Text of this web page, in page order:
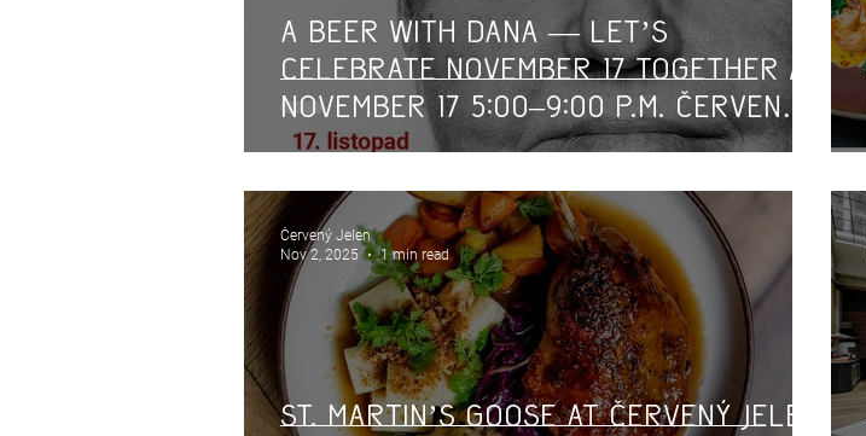
A Beer with Dana — Let’s
Celebrate November 17 Together /
November 17 5:00–9:00 p.m. Červený
Jelen
St. Martin’s Goose at Červený Jelen:
Červený Jelen
Nov 2, 2025
1 min read